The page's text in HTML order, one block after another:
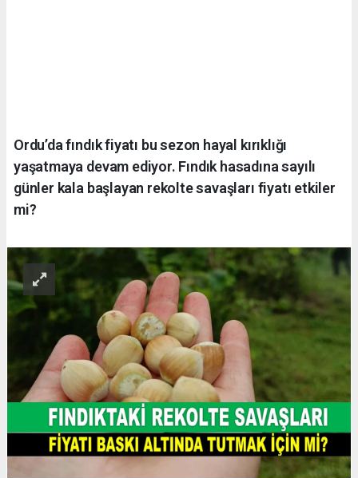
Ordu’da fındık fiyatı bu sezon hayal kırıklığı
yaşatmaya devam ediyor. Fındık hasadına sayılı
günler kala başlayan rekolte savaşları fiyatı etkiler
mi?